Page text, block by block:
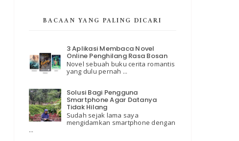
BACAAN YANG PALING DICARI
3 Aplikasi Membaca Novel
Online Penghilang Rasa Bosan
Novel sebuah buku cerita romantis
yang dulu pernah ...
Solusi Bagi Pengguna
Smartphone Agar Datanya
Tidak Hilang
Sudah sejak lama saya
mengidamkan smartphone dengan
...